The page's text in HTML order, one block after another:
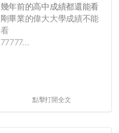
幾年前的高中成績都還能看
剛畢業的偉大大學成績不能
看
77777...
點擊打開全文